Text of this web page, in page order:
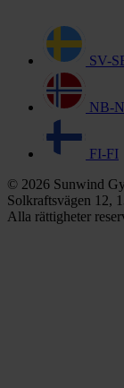
SV-
NB-
FI-FI
© 2026 Sunwind
Solkraftsvägen 12,
Alla rättigheter